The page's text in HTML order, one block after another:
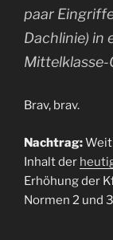
paar
Dachlinie) in
Mittelklasse-
Brav, brav.
Nachtrag:
Inhalt der
Erhöhung der
Normen 2 und